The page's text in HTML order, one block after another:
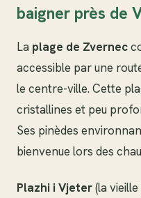
baigner près de
La plage de Zvernec
accessible par une
le centre-ville. Cette
cristallines et peu
Ses pinèdes
bienvenue lors des
Plazhi i Vjeter(la